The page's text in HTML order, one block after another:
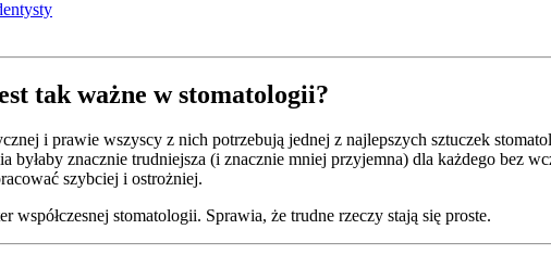
tak ważne w stomatologii?
i prawie wszyscy z nich potrzebują jednej z najlepszych sztuczek
byłaby znacznie trudniejsza (i znacznie mniej przyjemna) dla każdego bez
szybciej i ostrożniej.
współczesnej stomatologii. Sprawia, że trudne rzeczy stają się proste.